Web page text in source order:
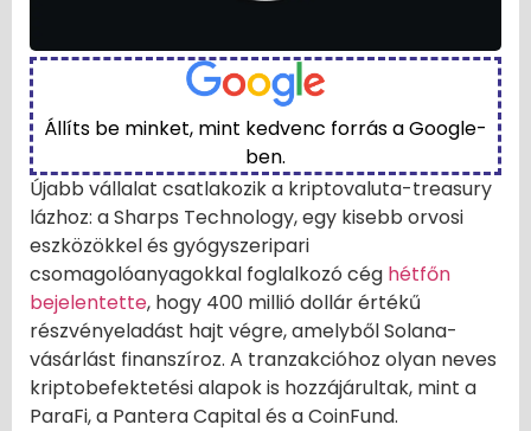
Állíts be minket, mint kedvenc forrás a Google-
ben.
Újabb vállalat csatlakozik a kriptovaluta-treasury
lázhoz: a Sharps Technology, egy kisebb orvosi
eszközökkel és gyógyszeripari
csomagolóanyagokkal foglalkozó cég hétfőn
bejelentette, hogy 400 millió dollár értékű
részvényeladást hajt végre, amelyből Solana-
vásárlást finanszíroz. A tranzakcióhoz olyan neves
kriptobefektetési alapok is hozzájárultak, mint a
ParaFi, a Pantera Capital és a CoinFund.